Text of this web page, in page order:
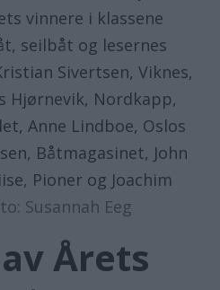
vinnere i klassene
seilbåt og lesernes
Sivertsen, Viknes,
Hjørnevik, Nordkapp,
Anne Lindboe, Oslos
Båtmagasinet, John
Pioner og Joachim
Susannah Eeg
Årets